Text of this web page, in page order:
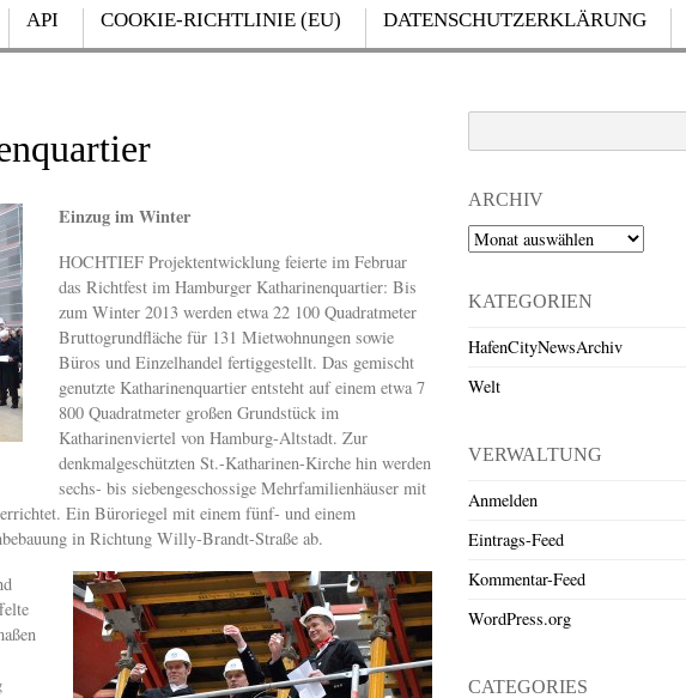
API COOKIE-RICHTLINIE (EU) DATENSCHUTZERKLÄRUNG
Einzug im Winter
HOCHTIEF Projektentwicklung feierte im Februar
das Richtfest im Hamburger Katharinenquartier: Bis
zum Winter 2013 werden etwa 22 100 Quadratmeter
Bruttogrundfläche für 131 Mietwohnungen sowie
Büros und Einzelhandel fertiggestellt. Das gemischt
genutzte Katharinenquartier entsteht auf einem etwa 7
800 Quadratmeter großen Grundstück im
Katharinenviertel von Hamburg-Altstadt. Zur
denkmalgeschützten St.-Katharinen-Kirche hin werden
sechs- bis siebengeschossige Mehrfamilienhäuser mit
Ein Büroriegel mit einem fünf- und einem
in Richtung Willy-Brandt-Straße ab.
ARCHIV
Archiv
KATEGORIEN
HafenCityNewsArchiv
Welt
VERWALTUNG
Anmelden
Eintrags-Feed
Kommentar-Feed
WordPress.org
CATEGORIES